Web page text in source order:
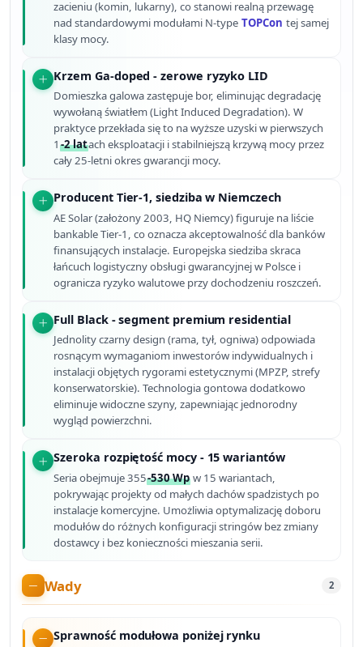
zacieniu (komin, lukarny), co stanowi realną przewagę
nad standardowymi modułami N-type TOPCon tej samej
klasy mocy.
Krzem Ga-doped - zerowe ryzyko LID
Domieszka galowa zastępuje bor, eliminując degradację
wywołaną światłem (Light Induced Degradation). W
praktyce przekłada się to na wyższe uzyski w pierwszych
1-2 latach eksploatacji i stabilniejszą krzywą mocy przez
cały 25-letni okres gwarancji mocy.
Producent Tier-1, siedziba w Niemczech
AE Solar (założony 2003, HQ Niemcy) figuruje na liście
bankable Tier-1, co oznacza akceptowalność dla banków
finansujących instalacje. Europejska siedziba skraca
łańcuch logistyczny obsługi gwarancyjnej w Polsce i
ogranicza ryzyko walutowe przy dochodzeniu roszczeń.
Full Black - segment premium residential
Jednolity czarny design (rama, tył, ogniwa) odpowiada
rosnącym wymaganiom inwestorów indywidualnych i
instalacji objętych rygorami estetycznymi (MPZP, strefy
konserwatorskie). Technologia gontowa dodatkowo
eliminuje widoczne szyny, zapewniając jednorodny
wygląd powierzchni.
Szeroka rozpiętość mocy - 15 wariantów
Seria obejmuje 355-530 Wp w 15 wariantach,
pokrywając projekty od małych dachów spadzistych po
instalacje komercyjne. Umożliwia optymalizację doboru
modułów do różnych konfiguracji stringów bez zmiany
dostawcy i bez konieczności mieszania serii.
Wady 2
Sprawność modułowa poniżej rynku